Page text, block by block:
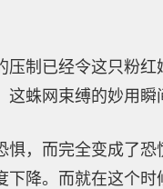
压制已经令这只粉红
蛛网束缚的妙用瞬
惧，而完全变成了恐
下降。而就在这个时